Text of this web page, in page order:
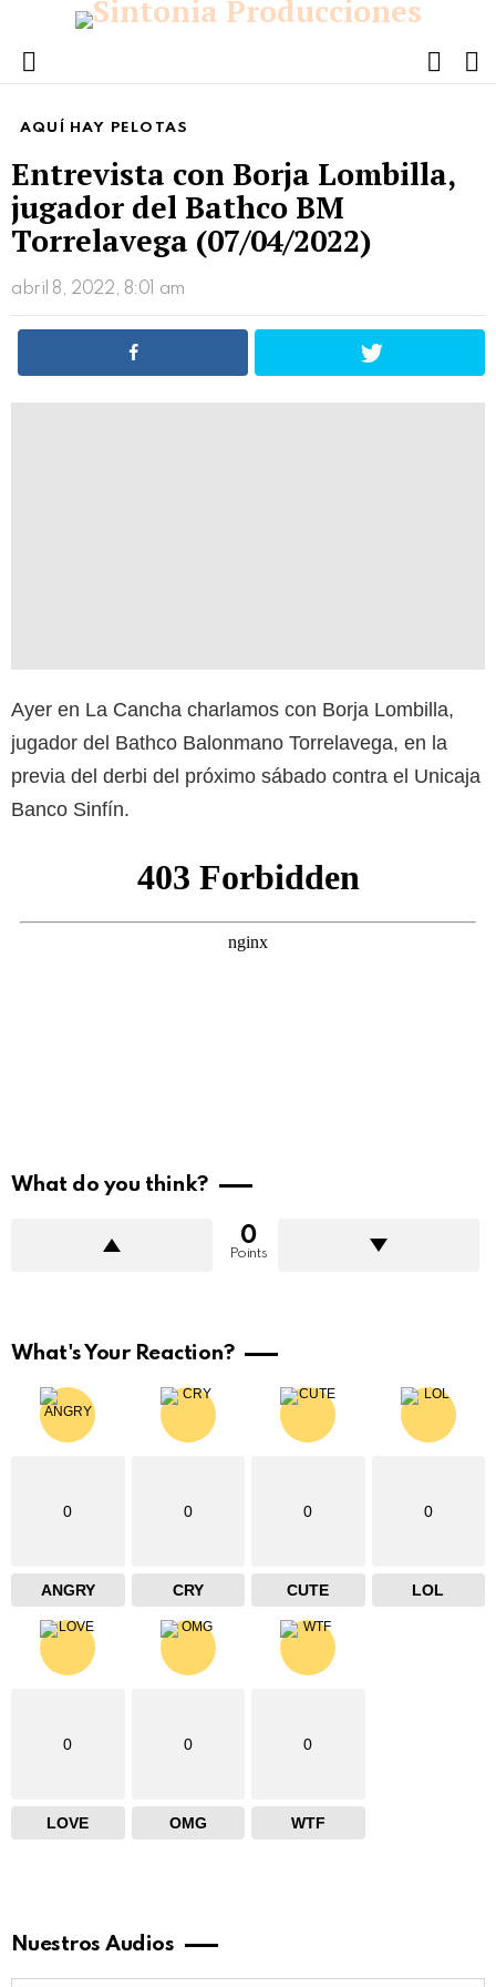
Menu
AQUÍ HAY PELOTAS
Entrevista con Borja Lombilla,
jugador del Bathco BM
Torrelavega (07/04/2022)
abril 8, 2022, 8:01 am
Ayer en La Cancha charlamos con Borja Lombilla,
jugador del Bathco Balonmano Torrelavega, en la
previa del derbi del próximo sábado contra el Unicaja
Banco Sinfín.
What do you think?
0
Points
What's Your Reaction?
0
ANGRY
0
CRY
0
CUTE
0
LOL
0
LOVE
0
OMG
0
WTF
Nuestros Audios